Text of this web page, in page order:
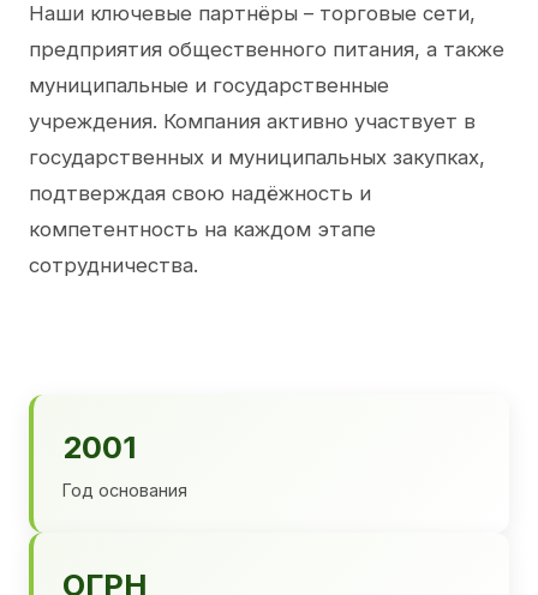
Наши ключевые партнёры – торговые сети,
предприятия общественного питания, а также
муниципальные и государственные
учреждения. Компания активно участвует в
государственных и муниципальных закупках,
подтверждая свою надёжность и
компетентность на каждом этапе
сотрудничества.
2001
Год основания
ОГРН